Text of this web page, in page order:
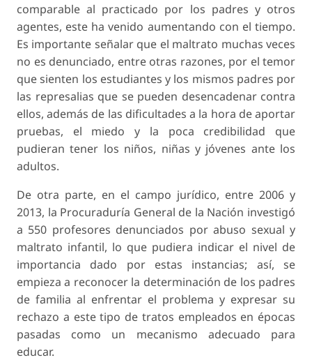
comparable al practicado por los padres y otros
agentes, este ha venido aumentando con el tiempo.
Es importante señalar que el maltrato muchas veces
no es denunciado, entre otras razones, por el temor
que sienten los estudiantes y los mismos padres por
las represalias que se pueden desencadenar contra
ellos, además de las dificultades a la hora de aportar
pruebas, el miedo y la poca credibilidad que
pudieran tener los niños, niñas y jóvenes ante los
adultos.
De otra parte, en el campo jurídico, entre 2006 y
2013, la Procuraduría General de la Nación investigó
a 550 profesores denunciados por abuso sexual y
maltrato infantil, lo que pudiera indicar el nivel de
importancia dado por estas instancias; así, se
empieza a reconocer la determinación de los padres
de familia al enfrentar el problema y expresar su
rechazo a este tipo de tratos empleados en épocas
pasadas como un mecanismo adecuado para
educar.